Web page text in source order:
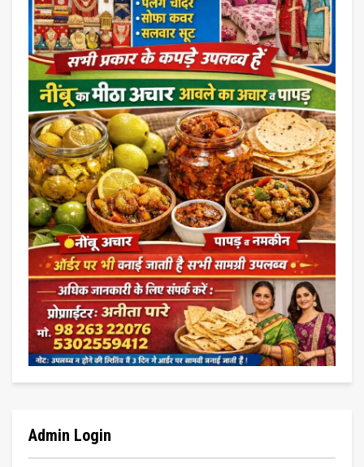
Admin Login